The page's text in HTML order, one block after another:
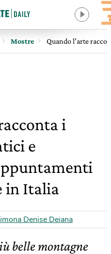
Mostre Quando l’arte
i
e
in Italia
Denise Deiana
belle montagne